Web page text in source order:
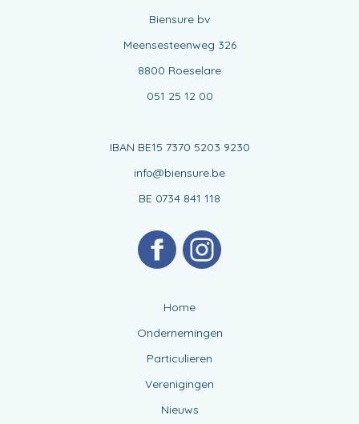
Biensure bv
Meensesteenweg 326
8800 Roeselare
051 25 12 00
IBAN BE15 7370 5203 9230
info@biensure.be
BE 0734 841 118
Home
Ondernemingen
Particulieren
Verenigingen
Nieuws